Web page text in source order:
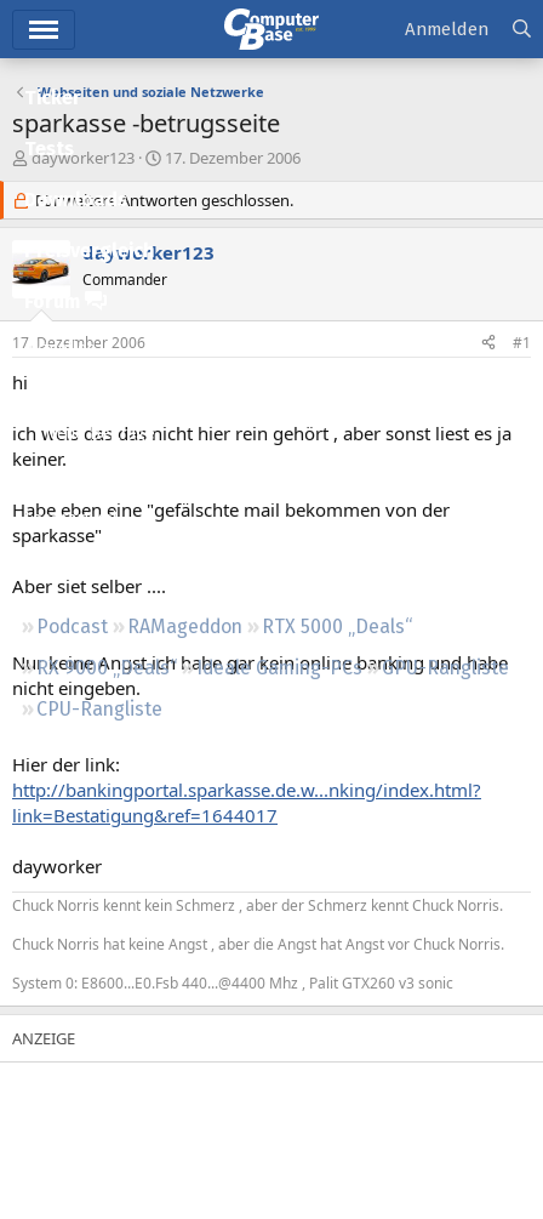
Ticker
Tests
Downloads
Preisvergleich
Aktuelles
Neue Beiträge
Leserartikel
Podcast RAMageddon
RTX 5000 „Deals“
RX 9000 „Deals“
Ideale Gaming-PCs
GPU-Rangliste
CPU-Rangliste
Anmelden
Webseiten und soziale Netzwerke
sparkasse -betrugsseite
E
s
t
l
l
e
dayworker123
E
s
t
l
l
m
17. Dezember 2006
Für weitere Antworten geschlossen.
dayworker123
Commander
17. Dezember 2006 #1
hi
ich weis das das nicht hier rein gehört , aber sonst liest es ja
keiner.
Habe eben eine "gefälschte mail bekommen von der
sparkasse"
Aber siet selber ....
Nur keine Angst ich habe gar kein online banking und habe
nicht eingeben.
Hier der link:
http://bankingportal.sparkasse.de.w...nking/index.html?
link=Bestatigung&ref=1644017
dayworker
Chuck Norris kennt kein Schmerz , aber der Schmerz kennt Chuck Norris.
Chuck Norris hat keine Angst , aber die Angst hat Angst vor Chuck Norris.
System 0: E8600...E0.Fsb 440...@4400 Mhz , Palit GTX260 v3 sonic